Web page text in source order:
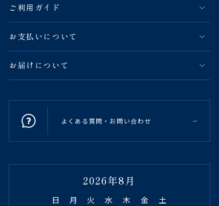
ご利用ガイド
お支払いについて
お届けについて
よくある質問・お問い合わせ
2026年8月
日 月 火 水 木 金 土